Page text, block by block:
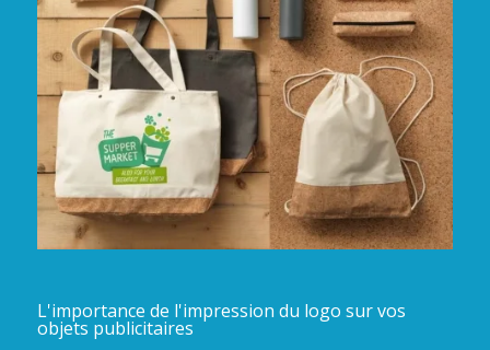
L'importance de l'impression du logo sur vos
objets publicitaires